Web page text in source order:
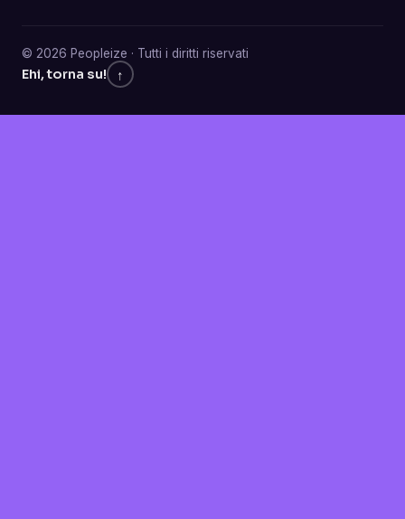
© 2026 Peopleize · Tutti i diritti riservati
Ehi, torna su! ↑